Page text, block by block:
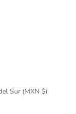
Islas Georgia del Sur y Sandwich del Sur (MXN $)